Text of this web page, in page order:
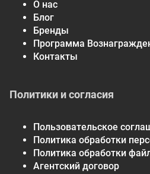
О нас
Блог
Бренды
Программа
Контакты
Политики и согласия
Пользовательское
Политика обработки
Политика обработки
Агентский договор